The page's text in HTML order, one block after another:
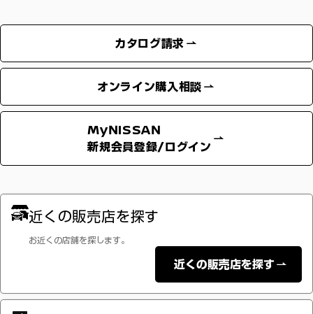
カタログ請求
オンライン購入相談
MyNISSAN
新規会員登録/ログイン
近くの販売店を探す
お近くの店舗を探します。
近くの販売店を探す